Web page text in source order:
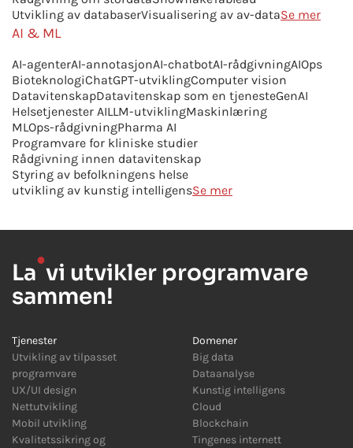
Utvikling av databaserVisualisering av av-dataSe mer
AI & ML
AI-agenterAI-annotasjonAI-chatbotAI-rådgivningAIOps
BioteknologiChatGPT-utviklingComputer vision
DatavitenskapDatavitenskap som en tjenesteGenAI
Helsetjenester AILLM-utviklingMaskinlæring
MLOps-rådgivningPharma AI
Programvare for kliniske studier
Rådgivning innen datavitenskap
Styring av befolkningens helse
utvikling av kunstig intelligensSe mer
La●vi utvikler programvare
sammen!
Tjenester
Utvikling av tilpasset
programvare
UX/UI design
Nettutvikling
Mobil utvikling
Kvalitetssikring og
Domener
Big data
Dataanalyse
Kunstig intelligens
Cloud
Blockchain
Tingenes internett